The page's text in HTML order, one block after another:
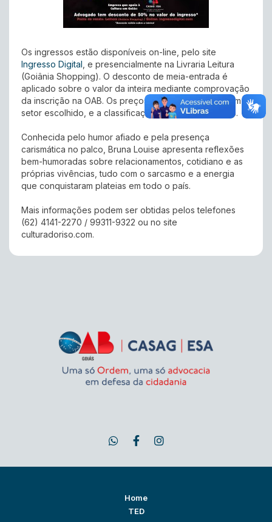
Os ingressos estão disponíveis on-line, pelo site
Ingresso Digital , e presencialmente na Livraria Leitura
(Goiânia Shopping). O desconto de meia-entrada é
aplicado sobre o valor da inteira mediante comprovação
da inscrição na OAB. Os preços variam de acordo com o
setor escolhido, e a classificação indicativa é 16 anos.
Conhecida pelo humor afiado e pela presença
carismática no palco, Bruna Louise apresenta reflexões
bem-humoradas sobre relacionamentos, cotidiano e as
próprias vivências, tudo com o sarcasmo e a energia
que conquistaram plateias em todo o país.
Mais informações podem ser obtidas pelos telefones
(62) 4141-2270 / 99311-9322 ou no site
culturadoriso.com.
Home
TED